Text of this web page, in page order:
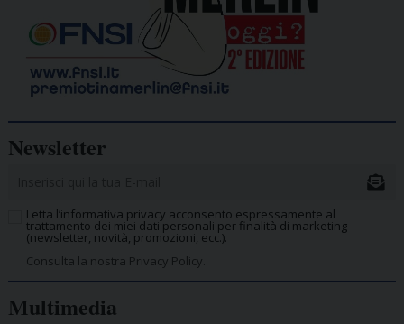
Newsletter
Letta l’informativa privacy acconsento espressamente al
trattamento dei miei dati personali per finalità di marketing
(newsletter, novità, promozioni, ecc.).
Consulta la nostra Privacy Policy.
Multimedia